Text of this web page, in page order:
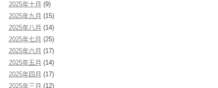
2025年十月 (9)
2025年九月 (15)
2025年八月 (14)
2025年七月 (25)
2025年六月 (17)
2025年五月 (14)
2025年四月 (17)
2025年三月 (12)